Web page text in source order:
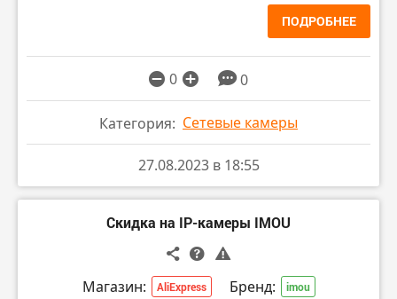
ПОДРОБНЕЕ
0 0
Категория: Сетевые камеры
27.08.2023 в 18:55
Скидка на IP-камеры IMOU
Магазин: AliExpress Бренд: imou